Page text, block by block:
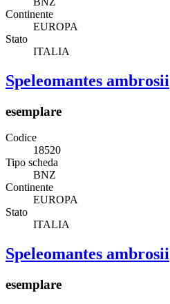
Continente
EUROPA
Stato
ITALIA
Speleomantes ambrosii
esemplare
Codice
18520
Tipo scheda
BNZ
Continente
EUROPA
Stato
ITALIA
Speleomantes ambrosii
esemplare